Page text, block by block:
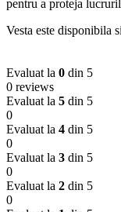
pentru a proteja
Vesta este disponibila
Evaluat la 0 din 5
0 reviews
Evaluat la 5 din 5
0
Evaluat la 4 din 5
0
Evaluat la 3 din 5
0
Evaluat la 2 din 5
0